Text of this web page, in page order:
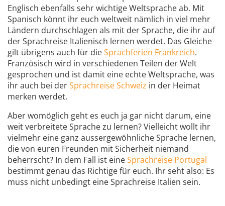
Englisch ebenfalls sehr wichtige Weltsprache ab. Mit
Spanisch könnt ihr euch weltweit nämlich in viel mehr
Ländern durchschlagen als mit der Sprache, die ihr auf
der Sprachreise Italienisch lernen werdet. Das Gleiche
gilt übrigens auch für dieSprachferien Frankreich.
Französisch wird in verschiedenen Teilen der Welt
gesprochen und ist damit eine echte Weltsprache, was
ihr auch bei derSprachreise Schweiz in der Heimat
merken werdet.
Aber womöglich geht es euch ja gar nicht darum, eine
weit verbreitete Sprache zu lernen? Vielleicht wollt ihr
vielmehr eine ganz aussergewöhnliche Sprache lernen,
die von euren Freunden mit Sicherheit niemand
beherrscht? In dem Fall ist eineSprachreise Portugal
bestimmt genau das Richtige für euch. Ihr seht also: Es
muss nicht unbedingt eine Sprachreise Italien sein.